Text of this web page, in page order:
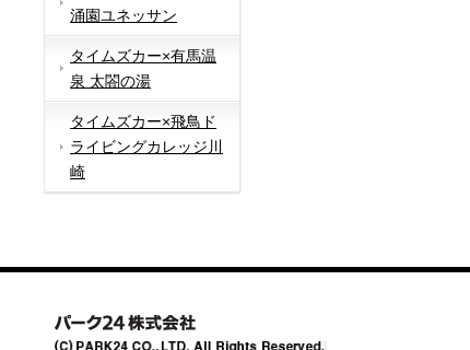
涌園ユネッサン
タイムズカー×有馬温
泉 太閤の湯
タイムズカー×飛鳥ド
ライビングカレッジ川
崎